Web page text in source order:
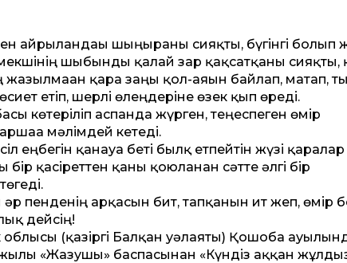
шыңғырғаны сияқты, бүгінгі болып
шыбынды қалай зар қақсатқаны сияқты,
қара заңы қол-аяғын байлап, матап,
етіп, шерлі өлеңдеріне өзек қып өреді.
көтеріліп аспанда жүрген, теңеспеген өмір
мәлімдей кетеді.
еңбегін қанауға беті былқ етпейтін жүзі қаралар
қасіреттен қаны қоюланған сәтте әлгі бір
пенденің арқасын бит, тапқанын ит жеп, өмір
дейсің!
(қазіргі Балқан уәлаяты) Қошоба
«Жазушы» баспасынан «Күндіз аққан